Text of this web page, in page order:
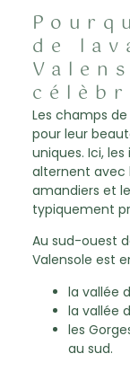
de
Les champs
pour leur
uniques. Ici,
alternent avec
amandiers et
typiquement
Au sud-ouest
Valensole est
la vallée
la vallée
les
au sud.